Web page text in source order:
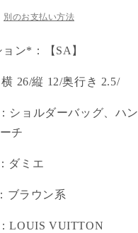
別のお支払い方法
ン*：【SA】
26/縦 12/奥行き 2.5/
ショルダーバッグ、ハン
チ
ミエ
ラウン系
LOUIS VUITTON